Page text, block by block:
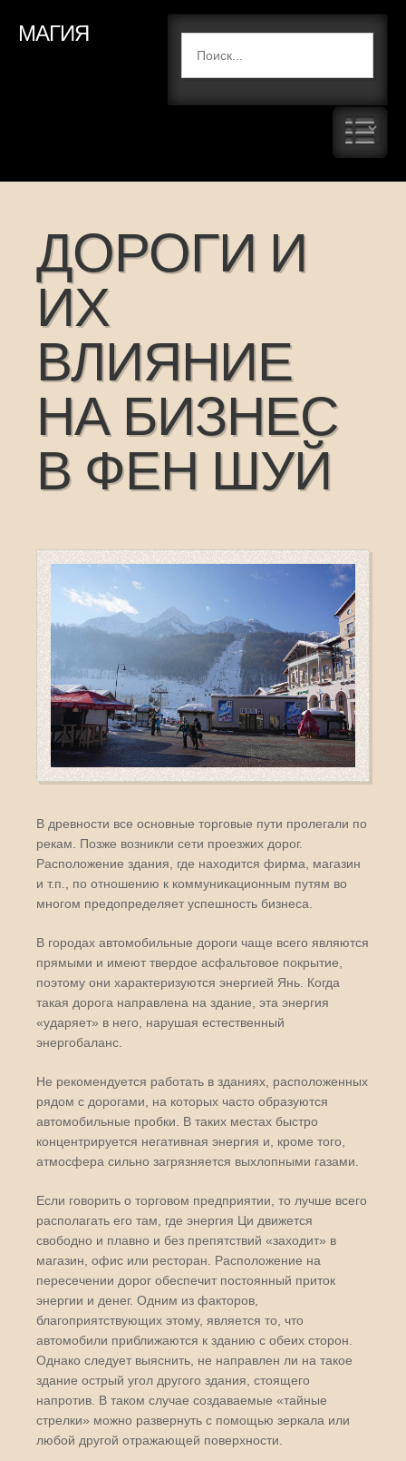
МАГИЯ
ДОРОГИ И
ИХ
ВЛИЯНИЕ
НА БИЗНЕС
В ФЕН ШУЙ
В древности все основные торговые пути пролегали по
рекам. Позже возникли сети проезжих дорог.
Расположение здания, где находится фирма, магазин
и т.п., по отношению к коммуникационным путям во
многом предопределяет успешность бизнеса.
В городах автомобильные дороги чаще всего являются
прямыми и имеют твердое асфальтовое покрытие,
поэтому они характеризуются энергией Янь. Когда
такая дорога направлена на здание, эта энергия
«ударяет» в него, нарушая естественный
энергобаланс.
Не рекомендуется работать в зданиях, расположенных
рядом с дорогами, на которых часто образуются
автомобильные пробки. В таких местах быстро
концентрируется негативная энергия и, кроме того,
атмосфера сильно загрязняется выхлопными газами.
Если говорить о торговом предприятии, то лучше всего
располагать его там, где энергия Ци движется
свободно и плавно и без препятствий «заходит» в
магазин, офис или ресторан. Расположение на
пересечении дорог обеспечит постоянный приток
энергии и денег. Одним из факторов,
благоприятствующих этому, является то, что
автомобили приближаются к зданию с обеих сторон.
Однако следует выяснить, не направлен ли на такое
здание острый угол другого здания, стоящего
напротив. В таком случае создаваемые «тайные
стрелки» можно развернуть с помощью зеркала или
любой другой отражающей поверхности.